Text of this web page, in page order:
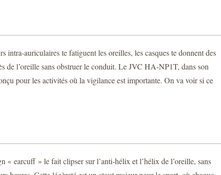
intra-auriculaires te fatiguent les oreilles, les casques te donnent des
de l’oreille sans obstruer le conduit. Le JVC HA-NP1T, dans son
pour les activités où la vigilance est importante. On va voir si ce
« earcuff » le fait clipser sur l’anti-hélix et l’hélix de l’oreille, sans